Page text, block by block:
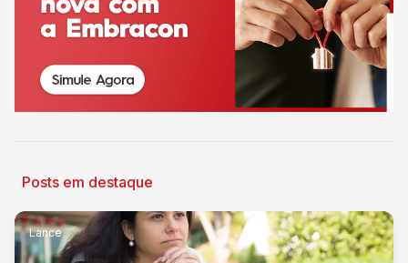
Posts em destaque
Lance